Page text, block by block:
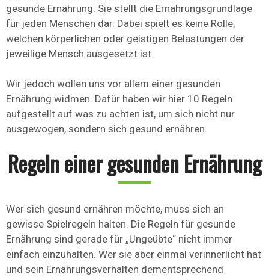
gesunde Ernährung. Sie stellt die Ernährungsgrundlage
für jeden Menschen dar. Dabei spielt es keine Rolle,
welchen körperlichen oder geistigen Belastungen der
jeweilige Mensch ausgesetzt ist.
Wir jedoch wollen uns vor allem einer gesunden
Ernährung widmen. Dafür haben wir hier 10 Regeln
aufgestellt auf was zu achten ist, um sich nicht nur
ausgewogen, sondern sich gesund ernähren.
Regeln einer gesunden Ernährung
Wer sich gesund ernähren möchte, muss sich an
gewisse Spielregeln halten. Die Regeln für gesunde
Ernährung sind gerade für „Ungeübte“ nicht immer
einfach einzuhalten. Wer sie aber einmal verinnerlicht hat
und sein Ernährungsverhalten dementsprechend